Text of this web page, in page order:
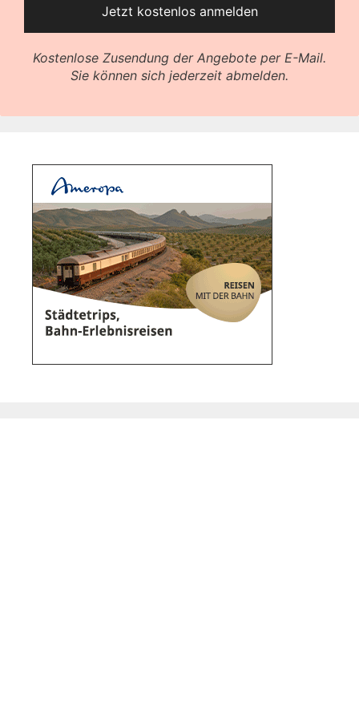
Kostenlose Zusendung der Angebote per E-Mail.
Sie können sich jederzeit abmelden.